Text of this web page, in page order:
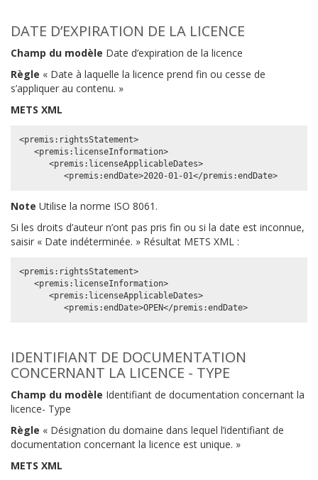
DATE D’EXPIRATION DE LA LICENCE
Champ du modèle Date d’expiration de la licence
Règle « Date à laquelle la licence prend fin ou cesse de
s’appliquer au contenu. »
METS XML
<premis:rightsStatement>
   <premis:licenseInformation>
      <premis:licenseApplicableDates>
Note Utilise la norme ISO 8061.
Si les droits d’auteur n’ont pas pris fin ou si la date est inconnue,
saisir « Date indéterminée. » Résultat METS XML :
<premis:rightsStatement>
   <premis:licenseInformation>
      <premis:licenseApplicableDates>
IDENTIFIANT DE DOCUMENTATION
CONCERNANT LA LICENCE - TYPE
Champ du modèle Identifiant de documentation concernant la
licence- Type
Règle « Désignation du domaine dans lequel l’identifiant de
documentation concernant la licence est unique. »
METS XML